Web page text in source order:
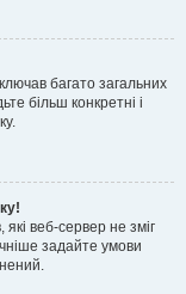
багато загальних
більш конкретні і
які веб-сервер не зміг
задайте умови